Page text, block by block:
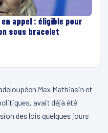
appel : éligible pour
sous bracelet
Max Mathiasin et
avait déjà été
des lois quelques jours